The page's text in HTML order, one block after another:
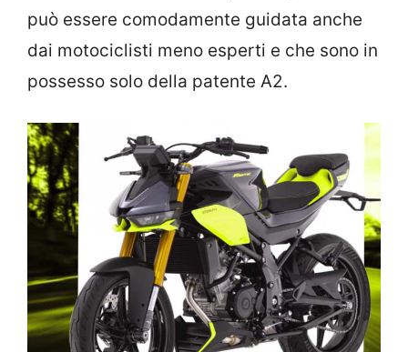
può essere comodamente guidata anche
dai motociclisti meno esperti e che sono in
possesso solo della patente A2.